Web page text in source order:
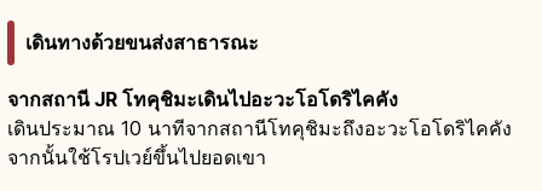
เดินทางด้วยขนส่งสาธารณะ
จากสถานี JR โทคุชิมะเดินไปอะวะโอโดริไคคัง
เดินประมาณ 10 นาทีจากสถานีโทคุชิมะถึงอะวะโอโดริไคคัง
จากนั้นใช้โรปเวย์ขึ้นไปยอดเขา